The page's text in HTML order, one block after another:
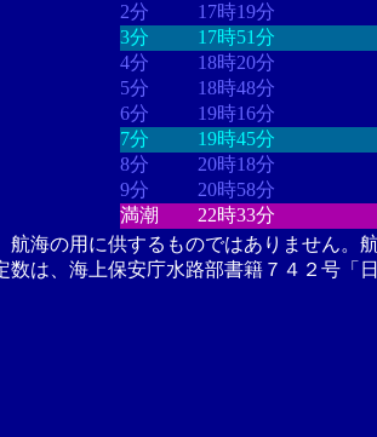
2分
17時19分
3分
17時51分
4分
18時20分
5分
18時48分
6分
19時16分
7分
19時45分
8分
20時18分
9分
20時58分
満潮
22時33分
航海の用に供するものではありません。
数は、海上保安庁水路部書籍７４２号「